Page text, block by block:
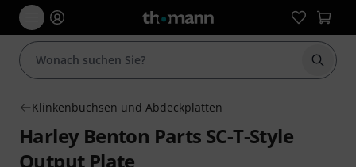
Suche
Klinkenbuchsen und Abdeckplatten
Harley Benton Parts SC-T-Style
Output Plate